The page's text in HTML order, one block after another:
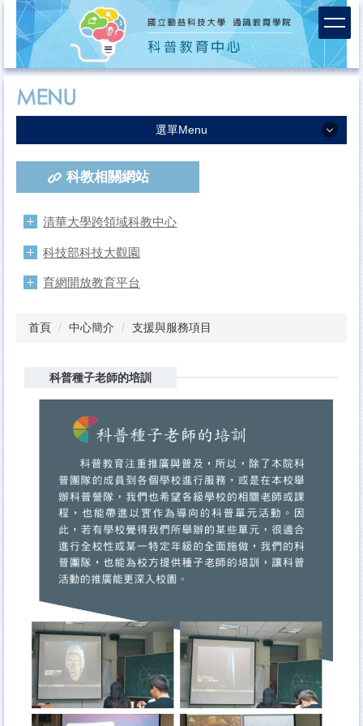
跳
到
主
要
內
容
區
選單Menu
服務團隊
課程活動成果
活動報名
連絡我們
科教相關網站
清華大學跨領域科教中心
科技部科技大觀園
育網開放教育平台
首頁 中心簡介 支援與服務項目
科普種子老師的培訓